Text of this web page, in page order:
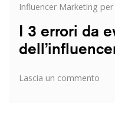
Categorie
Influencer Marketing
I 3 errori da
Lascia un commento